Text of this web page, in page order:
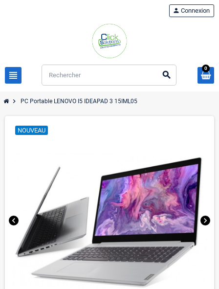
view_headline search
person Connexion
0
chevron_right PC Portable LENOVO I5 IDEAPAD 3 15IML05
chevron_left chevron_right
NOUVEAU